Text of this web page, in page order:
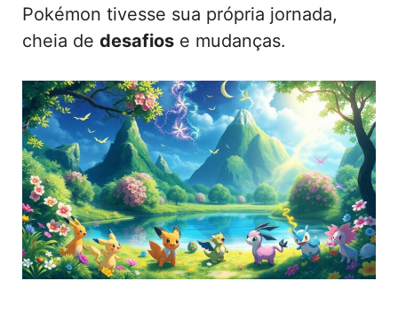
Pokémon tivesse sua própria jornada,
cheia de desafios e mudanças.